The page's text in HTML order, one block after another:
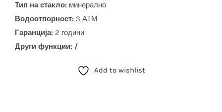
Тип на стакло: минерално
Водоотпорност: 3 АТМ
Гаранција: 2 години
Други функции: /
Add to wishlist